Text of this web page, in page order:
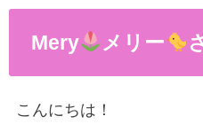
Mery メリー
こんにちは！